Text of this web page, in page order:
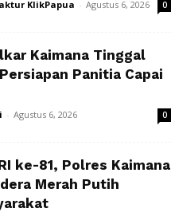
KlikPapua - Agustus 6, 2026 0
Kaimana Tinggal
Panitia Capai
- Agustus 6, 2026 0
ke-81, Polres Kaimana
Merah Putih